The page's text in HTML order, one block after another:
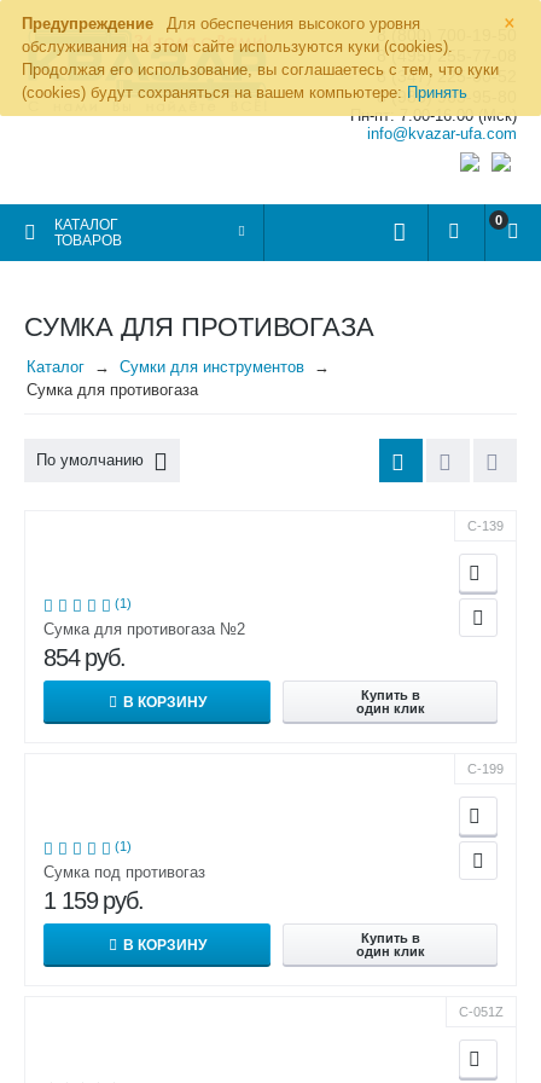
×
Предупреждение
Для обеспечения высокого уровня
обслуживания на этом сайте используются куки (cookies).
Продолжая его использование, вы соглашаетесь с тем, что куки
(cookies) будут сохраняться на вашем компьютере: Принять
8 (800) 700-19-50
8 (495) 255-77-08
8 (347) 225-00-52
8 (986) 963-95-80
Пн-пт: 7.00-16.00 (Мск)
info@kvazar-ufa.com
КАТАЛОГ
ТОВАРОВ
0
СУМКА ДЛЯ ПРОТИВОГАЗА
Каталог
Сумки для инструментов
Сумка для противогаза
По умолчанию
С-139
(1)
Сумка для противогаза №2
854 руб.
В КОРЗИНУ
Купить в
один клик
С-199
(1)
Сумка под противогаз
1 159 руб.
В КОРЗИНУ
Купить в
один клик
С-051Z